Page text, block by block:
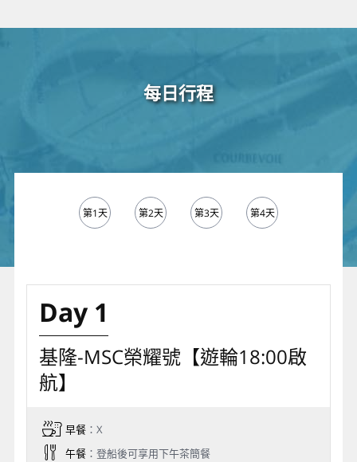
每日行程
第1天 第2天 第3天 第4天
Day 1
基隆-MSC榮耀號【遊輪18:00啟
航】
早餐：X
午餐：登船後可享用下午茶簡餐